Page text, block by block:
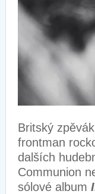
Britský
frontman
dalších
Communion
sólové album